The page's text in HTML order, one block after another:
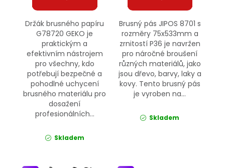
Držák brusného papíru
G78720 GEKO je
praktickým a
efektivním nástrojem
pro všechny, kdo
potřebují bezpečné a
pohodlné uchycení
brusného materiálu pro
dosažení
profesionálních...
Skladem
Brusný pás JIPOS 8701 s
rozměry 75x533mm a
zrnitostí P36 je navržen
pro náročné broušení
různých materiálů, jako
jsou dřevo, barvy, laky a
kovy. Tento brusný pás
je vyroben na...
Skladem